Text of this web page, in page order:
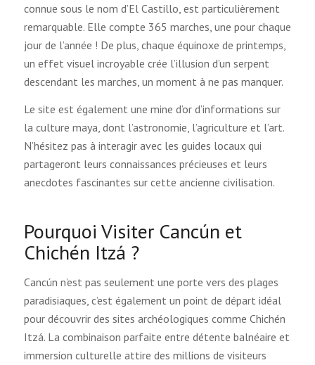
connue sous le nom d’El Castillo, est particulièrement
remarquable. Elle compte 365 marches, une pour chaque
jour de l’année ! De plus, chaque équinoxe de printemps,
un effet visuel incroyable crée l’illusion d’un serpent
descendant les marches, un moment à ne pas manquer.
Le site est également une mine d’or d’informations sur
la culture maya, dont l’astronomie, l’agriculture et l’art.
N’hésitez pas à interagir avec les guides locaux qui
partageront leurs connaissances précieuses et leurs
anecdotes fascinantes sur cette ancienne civilisation.
Pourquoi Visiter Cancún et
Chichén Itzá ?
Cancún n’est pas seulement une porte vers des plages
paradisiaques, c’est également un point de départ idéal
pour découvrir des sites archéologiques comme Chichén
Itzá. La combinaison parfaite entre détente balnéaire et
immersion culturelle attire des millions de visiteurs